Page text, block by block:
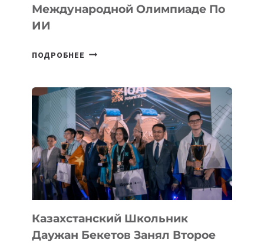
Международной Олимпиаде По
ИИ
ПОДРОБНЕЕ СБОРНАЯ
В
ИСТОРИИ
ЗАВОЕВАЛА
МЕДАЛЬ
НА
МЕЖДУНАРОДНОЙ
ОЛИМПИАДЕ
ПО
ИИ
Казахстанский Школьник
Даужан Бекетов Занял Второе